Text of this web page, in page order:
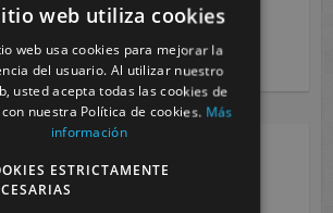
enero 26, 2021
Especial FP, XIII Congreso
raras
noviembre 26, 2020
web utiliza cookies
web usa cookies para mejorar la
del usuario. Al utilizar nuestro
usted acepta todas las cookies de
nuestra Política de cookies. Más
información
ESTRICTAMENTE